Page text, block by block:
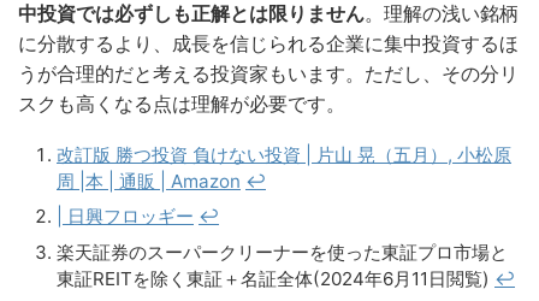
中投資では必ずしも正解とは限りません。理解の浅い銘柄
に分散するより、成長を信じられる企業に集中投資するほ
うが合理的だと考える投資家もいます。ただし、その分リ
スクも高くなる点は理解が必要です。
改訂版 勝つ投資 負けない投資 | 片山 晃（五月）, 小松原
周 |本 | 通販 | Amazon ↩︎
| 日興フロッギー ↩︎
楽天証券のスーパークリーナーを使った東証プロ市場と
東証REITを除く東証＋名証全体(2024年6月11日閲覧) ↩︎